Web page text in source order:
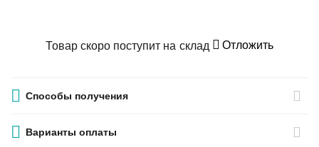
Товар скоро поступит на склад Отложить
Способы получения
Варианты оплаты